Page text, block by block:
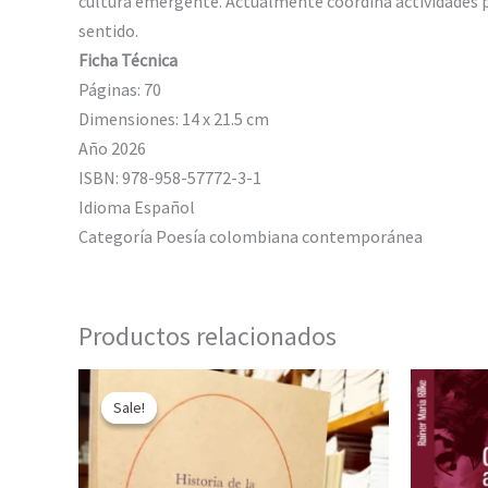
sentido.
Ficha Técnica
Páginas: 70
Dimensiones: 14 x 21.5 cm
Año 2026
ISBN: 978-958-57772-3-1
Idioma Español
Categoría Poesía colombiana contemporánea
Productos relacionados
Sale!
Sale!